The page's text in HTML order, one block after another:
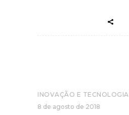
INOVAÇÃO E TECNOLOGIA
8 de agosto de 2018